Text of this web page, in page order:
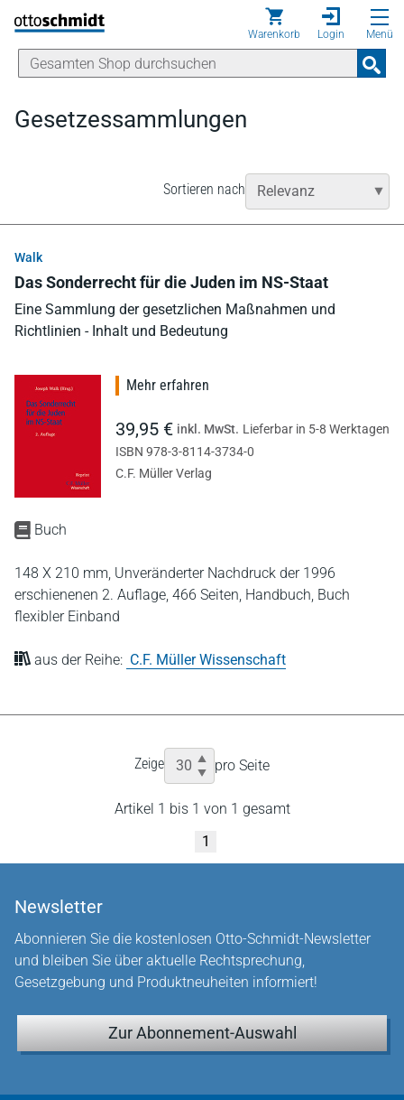
Direkt zum Inhalt
Warenkorb Login Menü
Gesetzessammlungen
Sortieren nach
Walk
Das Sonderrecht für die Juden im NS-Staat
Eine Sammlung der gesetzlichen Maßnahmen und
Richtlinien - Inhalt und Bedeutung
Buch
148 X 210 mm, Unveränderter Nachdruck der 1996
erschienenen 2. Auflage, 466 Seiten, Handbuch, Buch
flexibler Einband
aus der Reihe: C.F. Müller Wissenschaft
Mehr erfahren
39,95 € inkl. MwSt. Lieferbar in 5-8 Werktagen
ISBN 978-3-8114-3734-0
C.F. Müller Verlag
Zeige pro Seite
Artikel 1 bis 1 von 1 gesamt
1
Newsletter
Abonnieren Sie die kostenlosen Otto-Schmidt-Newsletter
und bleiben Sie über aktuelle Rechtsprechung,
Gesetzgebung und Produktneuheiten informiert!
Zur Abonnement-Auswahl